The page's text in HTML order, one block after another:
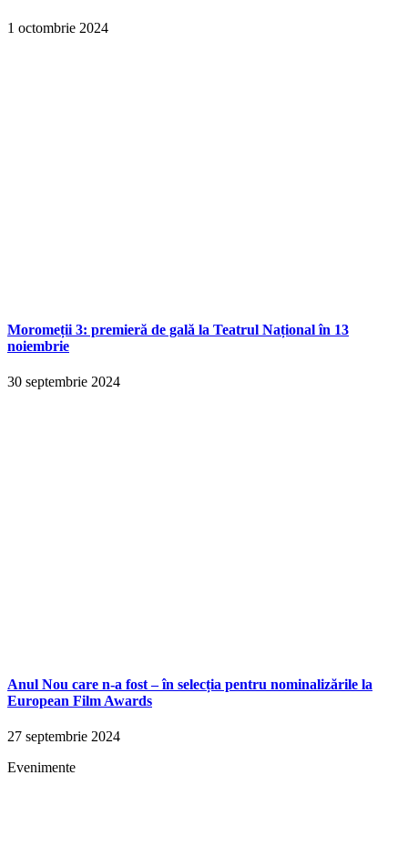
1 octombrie 2024
Moromeții 3: premieră de gală la Teatrul Național în 13
noiembrie
30 septembrie 2024
Anul Nou care n-a fost – în selecția pentru nominalizările la
European Film Awards
27 septembrie 2024
Evenimente